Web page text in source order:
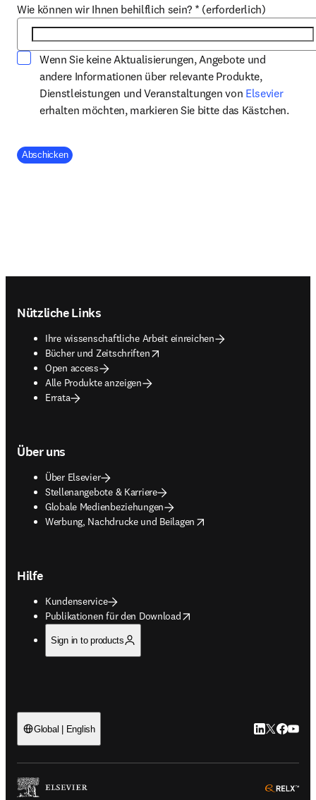
Wie können wir Ihnen behilflich sein? * (erforderlich)
Wenn Sie keine Aktualisierungen, Angebote und
andere Informationen über relevante Produkte,
Dienstleistungen und Veranstaltungen von Elsevieropens
erhalten möchten, markieren Sie bitte das Kästchen.
Company Division
Abschicken
Nützliche Links
Ihre wissenschaftliche Arbeit einreichen
Bücher und Zeitschriften
opens in new tab/window
Open access
Alle Produkte anzeigen
Errata
Über uns
Über Elsevier
Stellenangebote & Karriere
Globale Medienbeziehungen
Werbung, Nachdrucke und Beilagen
opens in new tab/window
Hilfe
Kundenservice
Publikationen für den Download
opens in new tab/window
Sign in to products
Global | English LinkedIn
Twitter